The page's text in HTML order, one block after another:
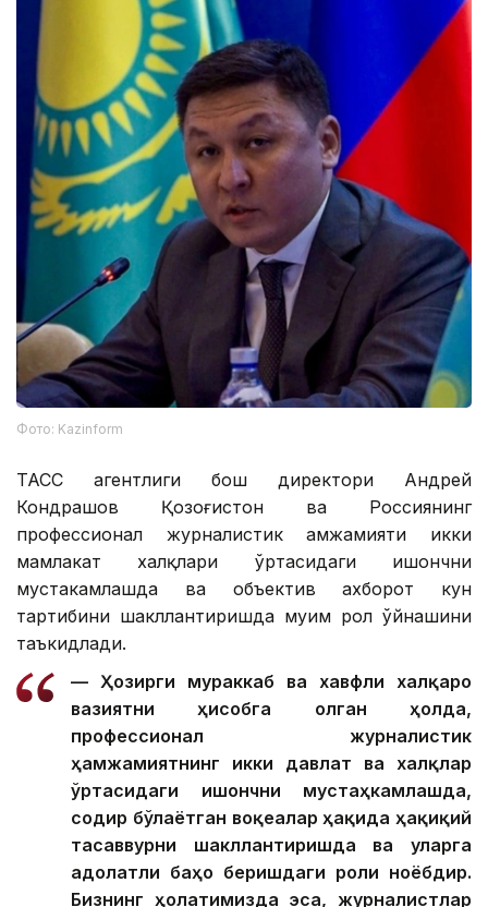
Фото: Kazinform
ТАСС агентлиги бош директори Андрей
Кондрашов Қозоғистон ва Россиянинг
профессионал журналистик ҳамжамияти икки
мамлакат халқлари ўртасидаги ишончни
мустаҳкамлашда ва объектив ахборот кун
тартибини шакллантиришда муҳим рол ўйнашини
таъкидлади.
— Ҳозирги мураккаб ва хавфли халқаро
вазиятни ҳисобга олган ҳолда,
профессионал журналистик
ҳамжамиятнинг икки давлат ва халқлар
ўртасидаги ишончни мустаҳкамлашда,
содир бўлаётган воқеалар ҳақида ҳақиқий
тасаввурни шакллантиришда ва уларга
адолатли баҳо беришдаги роли ноёбдир.
Бизнинг ҳолатимизда эса, журналистлар